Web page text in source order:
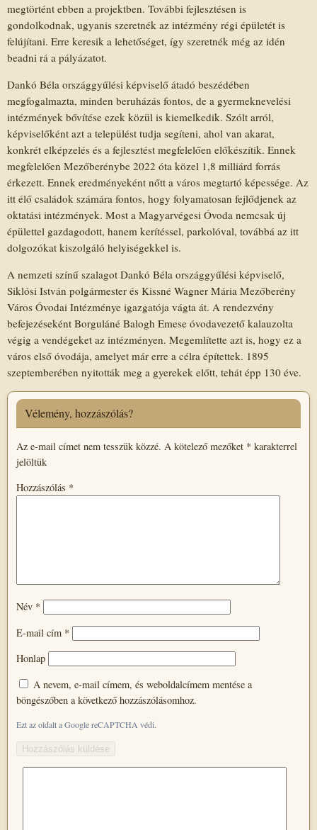
megtörtént ebben a projektben. További fejlesztésen is
gondolkodnak, ugyanis szeretnék az intézmény régi épületét is
felújítani. Erre keresik a lehetőséget, így szeretnék még az idén
beadni rá a pályázatot.
Dankó Béla országgyűlési képviselő átadó beszédében
megfogalmazta, minden beruházás fontos, de a gyermeknevelési
intézmények bővítése ezek közül is kiemelkedik. Szólt arról,
képviselőként azt a települést tudja segíteni, ahol van akarat,
konkrét elképzelés és a fejlesztést megfelelően előkészítik. Ennek
megfelelően Mezőberénybe 2022 óta közel 1,8 milliárd forrás
érkezett. Ennek eredményeként nőtt a város megtartó képessége. Az
itt élő családok számára fontos, hogy folyamatosan fejlődjenek az
oktatási intézmények. Most a Magyarvégesi Óvoda nemcsak új
épülettel gazdagodott, hanem kerítéssel, parkolóval, továbbá az itt
dolgozókat kiszolgáló helyiségekkel is.
A nemzeti színű szalagot Dankó Béla országgyűlési képviselő,
Siklósi István polgármester és Kissné Wagner Mária Mezőberény
Város Óvodai Intézménye igazgatója vágta át. A rendezvény
befejezéseként Borguláné Balogh Emese óvodavezető kalauzolta
végig a vendégeket az intézményen. Megemlítette azt is, hogy ez a
város első óvodája, amelyet már erre a célra építettek. 1895
szeptemberében nyitották meg a gyerekek előtt, tehát épp 130 éve.
Vélemény, hozzászólás?
Az e-mail címet nem tesszük közzé. A kötelező mezőket * karakterrel
jelöltük
Hozzászólás *
Név *
E-mail cím *
Honlap
A nevem, e-mail címem, és weboldalcímem mentése a
böngészőben a következő hozzászólásomhoz.
Ezt az oldalt a Google reCAPTCHA védi.